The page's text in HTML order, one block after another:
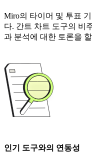
Miro의 타이머 및 투표
다. 간트 차트 도구의 비
과 분석에 대한 토론을
인기 도구와의 연동성